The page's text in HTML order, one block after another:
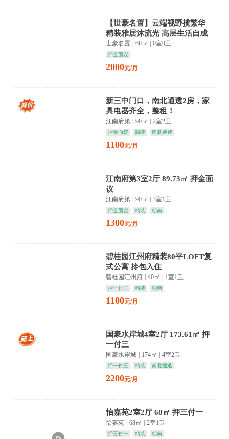
【世豪名置】云端视野揽繁华
精装雅居沐流光 高层生活自成
诗
世豪名置 | 60㎡ | 0室0卫
押金面议
2000元/月
新三中门口，南北通透2房，家
具电器齐全，整租！
江南府第 90㎡ 2室2卫
押金面议 简装 南北通透
1100元/月
江南府第3室2厅 89.73㎡ 押金面
议
江南府第 | 90㎡ | 3室1卫
押金面议 精装 朝南
1300元/月
碧桂园江州府精装80平LOFT复
式公寓 拎包入住
碧桂园江州府 40㎡ 1室1卫
押一付三 精装 朝南
1100元/月
国豪水岸城4室2厅 173.61㎡ 押
一付三
国豪水岸城 174㎡ 4室2卫
押一付三 精装 南北通透
2200元/月
怡嘉苑2室2厅 68㎡ 押三付一
怡嘉苑 | 68㎡ | 2室1卫
押三付一 精装 朝南